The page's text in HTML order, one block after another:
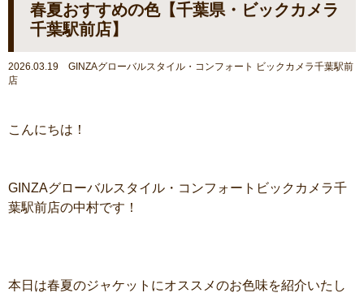
春夏おすすめの色【千葉県・ビックカメラ
千葉駅前店】
2026.03.19 GINZAグローバルスタイル・コンフォート ビックカメラ千葉駅前
店
こんにちは！
GINZAグローバルスタイル・コンフォートビックカメラ千
葉駅前店の中村です！
本日は春夏のジャケットにオススメのお色味を紹介いたし